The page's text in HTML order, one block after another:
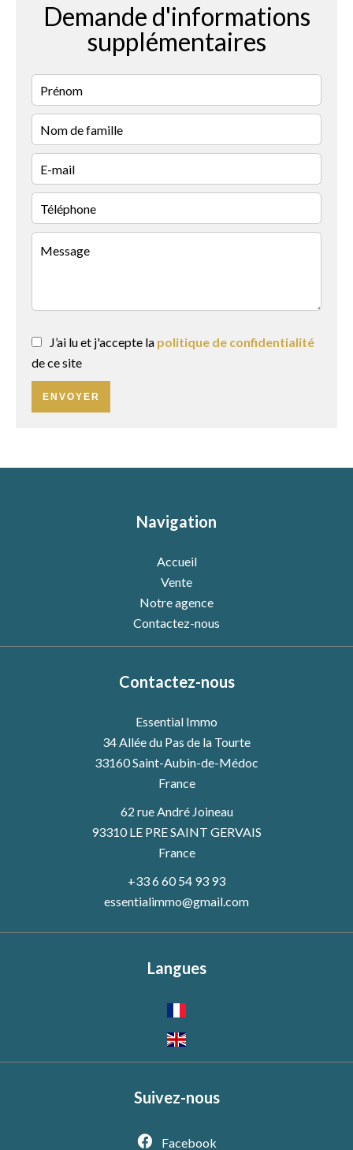
Demande d'informations
supplémentaires
J’ai lu et j'accepte la politique de confidentialité
de ce site
ENVOYER
Navigation
Accueil
Vente
Notre agence
Contactez-nous
Contactez-nous
Essential Immo
34 Allée du Pas de la Tourte
33160Saint-Aubin-de-Médoc
France
62 rue André Joineau
93310 LE PRE SAINT GERVAIS
France
+33 6 60 54 93 93
essentialimmo@gmail.com
Langues
Suivez-nous
Facebook